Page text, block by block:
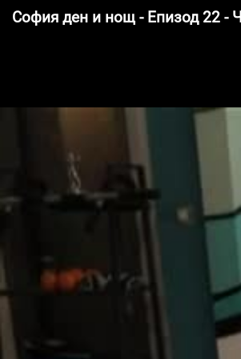
София ден и нощ - Епизод 22 -